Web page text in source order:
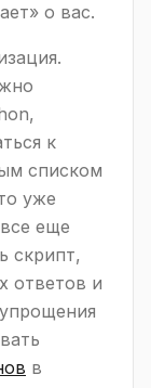
о вас.
к
списком
уже
еще
скрипт,
ответов и
в